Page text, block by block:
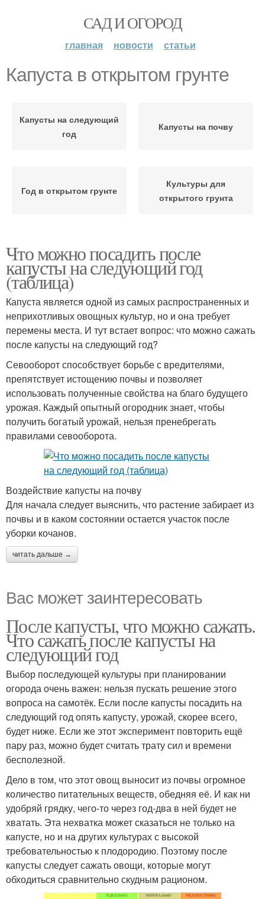
САД И ОГОРОД
главная новости статьи
Капуста в открытом грунте
Капусты на следующий
год
Капусты на почву
Год в открытом грунте
Культуры для
открытого грунта
Что можно посадить после
капусты на следующий год
(таблица)
Капуста является одной из самых распространенных и
неприхотливых овощных культур, но и она требует
перемены места. И тут встает вопрос: что можно сажать
после капусты на следующий год?
Севооборот способствует борьбе с вредителями,
препятствует истощению почвы и позволяет
использовать полученные свойства на благо будущего
урожая. Каждый опытный огородник знает, чтобы
получить богатый урожай, нельзя пренебрегать
правилами севооборота.
Воздействие капусты на почву
Для начала следует выяснить, что растение забирает из
почвы и в каком состоянии остается участок после
уборки кочанов.
читать дальше →
Вас может заинтересовать
После капусты, что можно сажать.
Что сажать после капусты на
следующий год
Выбор последующей культуры при планировании
огорода очень важен: нельзя пускать решение этого
вопроса на самотёк. Если после капусты посадить на
следующий год опять капусту, урожай, скорее всего,
будет ниже. Если же этот эксперимент повторить ещё
пару раз, можно будет считать трату сил и времени
бесполезной.
Дело в том, что этот овощ выносит из почвы огромное
количество питательных веществ, обедняя её. И как ни
удобряй грядку, чего-то через год-два в ней будет не
хватать. Эта нехватка может сказаться не только на
капусте, но и на других культурах с высокой
требовательностью к плодородию. Поэтому после
капусты следует сажать овощи, которые могут
обходиться сравнительно скудным рационом.